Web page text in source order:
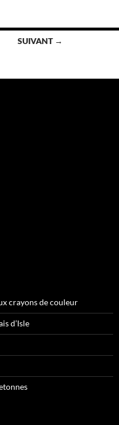
SUIVANT →
crayons de couleur
d’Isle